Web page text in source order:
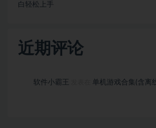
白轻松上手
近期评论
软件小霸王 单机游戏合集(含离